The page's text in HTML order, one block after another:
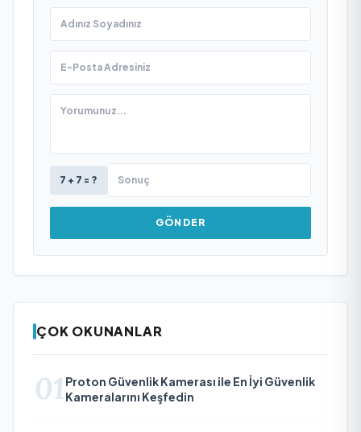
7 + 7 = ?
GÖNDER
ÇOK OKUNANLAR
01 Proton Güvenlik Kamerası ile En İyi Güvenlik
Kameralarını Keşfedin